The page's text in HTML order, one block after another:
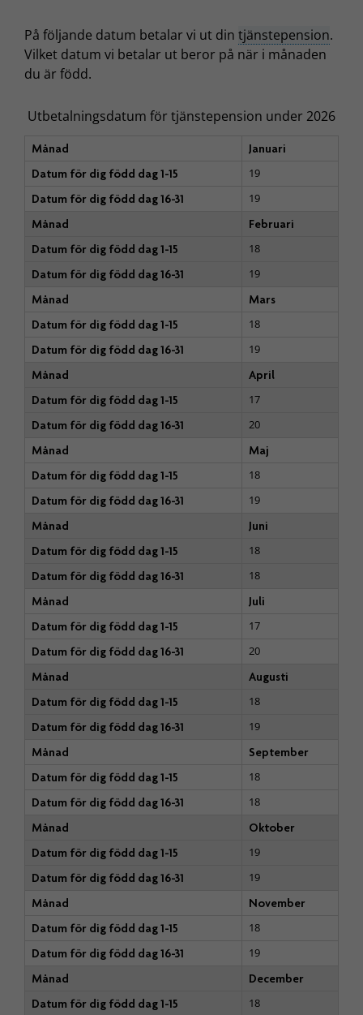
På följande datum betalar vi ut din tjänstepension.
Vilket datum vi betalar ut beror på när i månaden
du är född.
Utbetalningsdatum för tjänstepension under 2026
Månad
Januari
Datum för dig född dag 1-15
19
Datum för dig född dag 16-31
19
Månad
Februari
Datum för dig född dag 1-15
18
Datum för dig född dag 16-31
19
Månad
Mars
Datum för dig född dag 1-15
18
Datum för dig född dag 16-31
19
Månad
April
Datum för dig född dag 1-15
17
Datum för dig född dag 16-31
20
Månad
Maj
Datum för dig född dag 1-15
18
Datum för dig född dag 16-31
19
Månad
Juni
Datum för dig född dag 1-15
18
Datum för dig född dag 16-31
18
Månad
Juli
Datum för dig född dag 1-15
17
Datum för dig född dag 16-31
20
Månad
Augusti
Datum för dig född dag 1-15
18
Datum för dig född dag 16-31
19
Månad
September
Datum för dig född dag 1-15
18
Datum för dig född dag 16-31
18
Månad
Oktober
Datum för dig född dag 1-15
19
Datum för dig född dag 16-31
19
Månad
November
Datum för dig född dag 1-15
18
Datum för dig född dag 16-31
19
Månad
December
Datum för dig född dag 1-15
18